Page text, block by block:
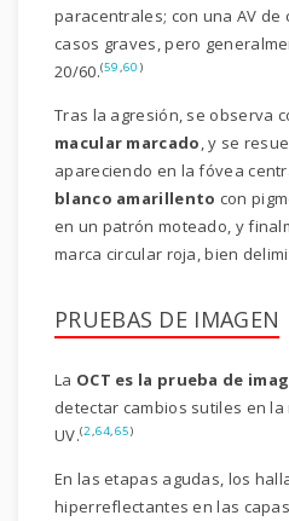
paracentrales; con una AV de
casos graves, pero
20/60.(59,60 )
Tras la agresión, se observa
macular marcado, y se
apareciendo en la fóvea
blanco amarillento con
en un patrón moteado, y
marca circular roja, bien
PRUEBAS DE IMAGEN
La OCT es la prueba de
detectar cambios sutiles en
UV.(2,64,65)
En las etapas agudas, los
hiperreflectantes en las